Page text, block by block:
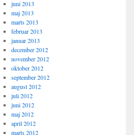
juni 2013
maj 2013
marts 2013
februar 2013
januar 2013
december 2012
november 2012
oktober 2012
september 2012
august 2012
juli 2012
juni 2012
maj 2012
april 2012
marts 2012